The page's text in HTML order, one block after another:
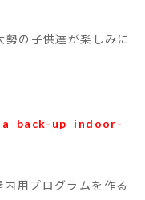
の子供達が楽しみに
back-up indoor-
用プログラムを作る